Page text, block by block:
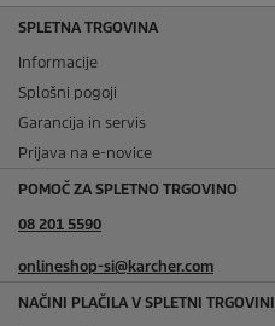
SPLETNA TRGOVINA
Informacije
Splošni pogoji
Garancija in servis
Prijava na e-novice
POMOČ ZA SPLETNO TRGOVINO
08 201 5590
onlineshop-si@karcher.com
NAČINI PLAČILA V SPLETNI TRGOVINI